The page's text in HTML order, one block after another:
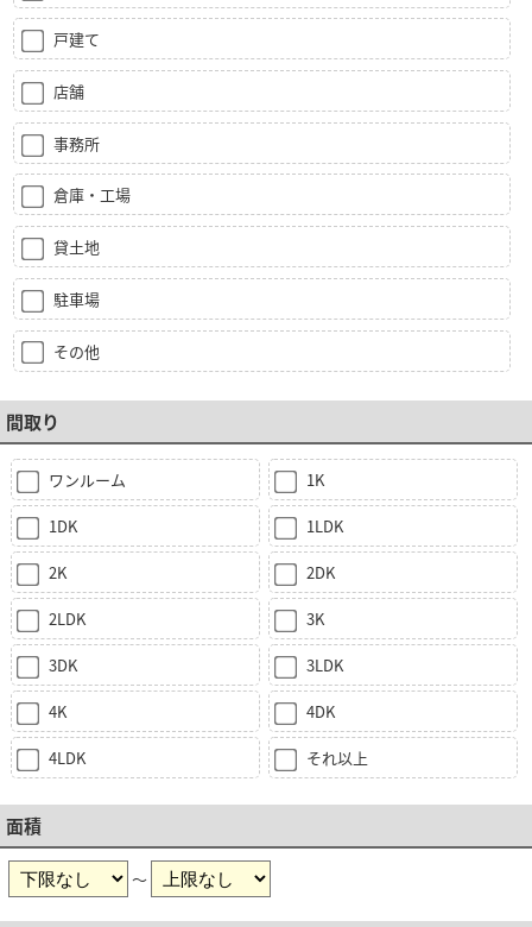
戸建て
店舗
事務所
倉庫・工場
貸土地
駐車場
その他
間取り
ワンルーム 1K
1DK 1LDK
2K 2DK
2LDK 3K
3DK 3LDK
4K 4DK
4LDK それ以上
面積
～